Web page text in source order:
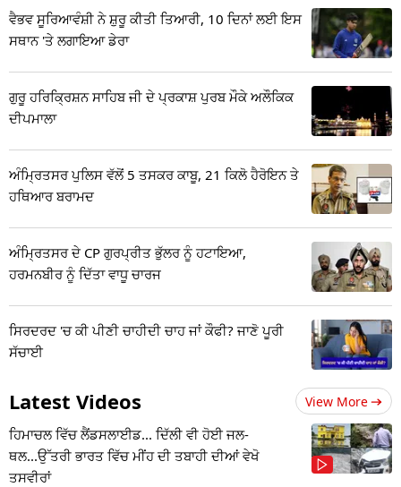
ਵੈਭਵ ਸੂਰਿਆਵੰਸ਼ੀ ਨੇ ਸ਼ੁਰੂ ਕੀਤੀ ਤਿਆਰੀ, 10 ਦਿਨਾਂ ਲਈ ਇਸ
ਸਥਾਨ 'ਤੇ ਲਗਾਇਆ ਡੇਰਾ
ਗੁਰੂ ਹਰਿਕ੍ਰਿਸ਼ਨ ਸਾਹਿਬ ਜੀ ਦੇ ਪ੍ਰਕਾਸ਼ ਪੁਰਬ ਮੌਕੇ ਅਲੌਕਿਕ
ਦੀਪਮਾਲਾ
ਅੰਮ੍ਰਿਤਸਰ ਪੁਲਿਸ ਵੱਲੋਂ 5 ਤਸਕਰ ਕਾਬੂ, 21 ਕਿਲੋ ਹੈਰੋਇਨ ਤੇ
ਹਥਿਆਰ ਬਰਾਮਦ
ਅੰਮ੍ਰਿਤਸਰ ਦੇ CP ਗੁਰਪ੍ਰੀਤ ਭੁੱਲਰ ਨੂੰ ਹਟਾਇਆ,
ਹਰਮਨਬੀਰ ਨੂੰ ਦਿੱਤਾ ਵਾਧੂ ਚਾਰਜ
ਸਿਰਦਰਦ 'ਚ ਕੀ ਪੀਣੀ ਚਾਹੀਦੀ ਚਾਹ ਜਾਂ ਕੌਫੀ? ਜਾਣੋ ਪੂਰੀ
ਸੱਚਾਈ
Latest Videos View More
ਹਿਮਾਚਲ ਵਿੱਚ ਲੈਂਡਸਲਾਈਡ... ਦਿੱਲੀ ਵੀ ਹੋਈ ਜਲ-
ਥਲ...ਉੱਤਰੀ ਭਾਰਤ ਵਿੱਚ ਮੀਂਹ ਦੀ ਤਬਾਹੀ ਦੀਆਂ ਵੇਖੋ
ਤਸਵੀਰਾਂ